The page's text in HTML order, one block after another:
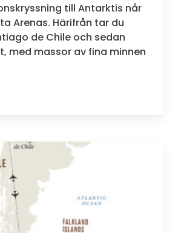
till Antarktis når
Arenas. Härifrån tar du
de Chile och sedan
med massor av fina minnen